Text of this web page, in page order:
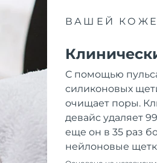
ВАШЕЙ
С помощью
силиконовых
очищает поры.
девайс удаляет
еще он в 35 раз
нейлоновые